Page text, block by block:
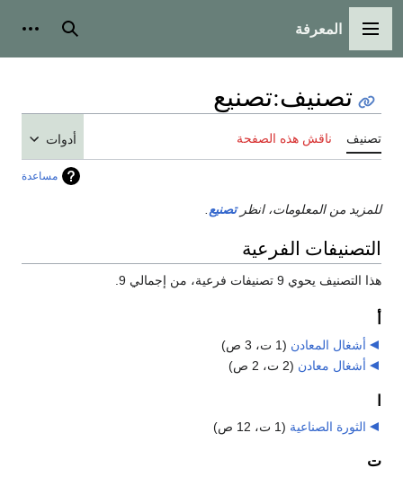
القائمة الرئيسية
المعرفة بحث
تصنيف:تصنيع
تصنيف ناقش هذه الصفحة أدوات
مساعدة
للمزيد من المعلومات، انظرتصنيع
التصنيفات الفرعية
هذا التصنيف يحوي 9 تصنيفات فرعية، من إجمالي 9.
أشغال المعادن (1 ت، 3 ص)
أشغال معادن (2 ت، 2 ص)
الثورة الصناعية (1 ت، 12 ص)
ت